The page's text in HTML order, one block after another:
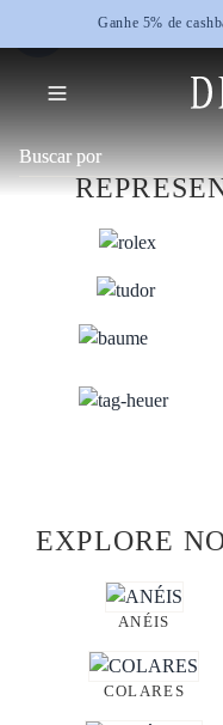
Dryzun
Dryzun
EXPLORE
ANÉIS
COLARES